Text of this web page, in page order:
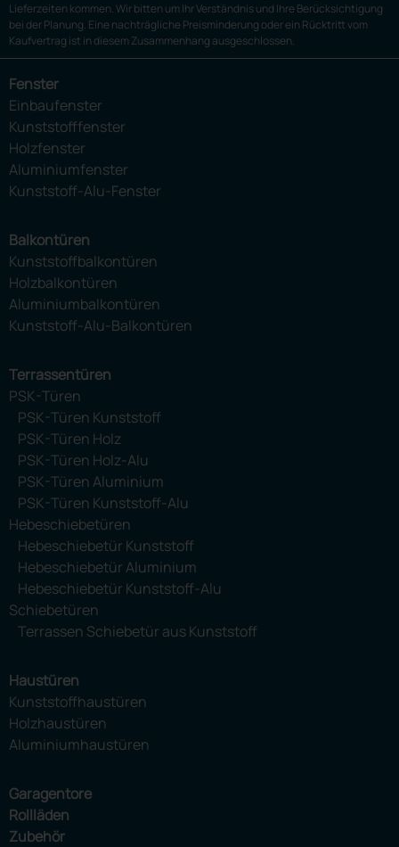
Lieferzeiten kommen. Wir bitten um Ihr Verständnis und Ihre Berücksichtigung
bei der Planung. Eine nachträgliche Preisminderung oder ein Rücktritt vom
Kaufvertrag ist in diesem Zusammenhang ausgeschlossen.
Fenster
Einbaufenster
Kunststofffenster
Holzfenster
Aluminiumfenster
Kunststoff-Alu-Fenster
Balkontüren
Kunststoffbalkontüren
Holzbalkontüren
Aluminiumbalkontüren
Kunststoff-Alu-Balkontüren
Terrassentüren
PSK-Türen
PSK-Türen Kunststoff
PSK-Türen Holz
PSK-Türen Holz-Alu
PSK-Türen Aluminium
PSK-Türen Kunststoff-Alu
Hebeschiebetüren
Hebeschiebetür Kunststoff
Hebeschiebetür Aluminium
Hebeschiebetür Kunststoff-Alu
Schiebetüren
Terrassen Schiebetür aus Kunststoff
Haustüren
Kunststoffhaustüren
Holzhaustüren
Aluminiumhaustüren
Garagentore
Rollläden
Zubehör